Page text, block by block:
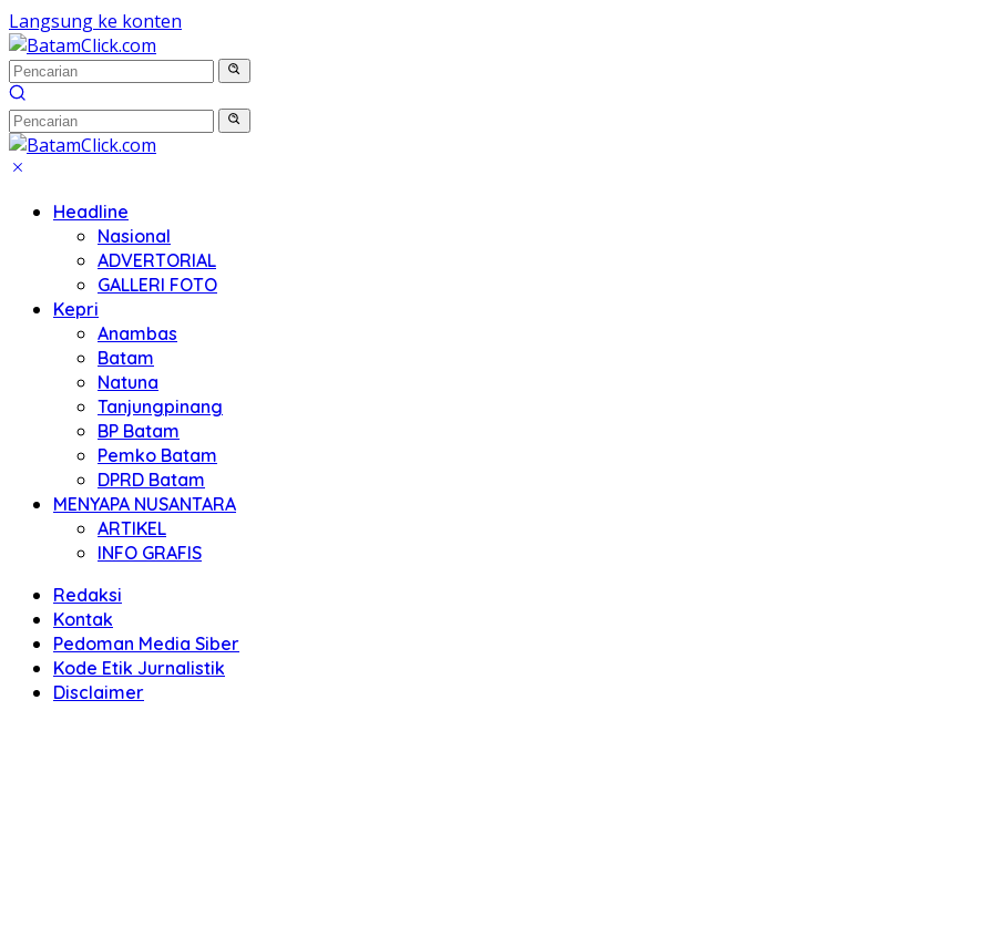
Langsung ke konten
Headline
Nasional
ADVERTORIAL
GALLERI FOTO
Kepri
Anambas
Batam
Natuna
Tanjungpinang
BP Batam
Pemko Batam
DPRD Batam
MENYAPA NUSANTARA
ARTIKEL
INFO GRAFIS
Redaksi
Kontak
Pedoman Media Siber
Kode Etik Jurnalistik
Disclaimer